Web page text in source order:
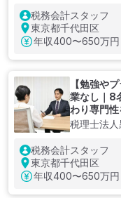
税務会計スタッフ
東京都千代田区
年収400〜650万円
【勉強や
業なし｜8
わり専門
税理士法
税務会計スタッフ
東京都千代田区
年収400〜650万円